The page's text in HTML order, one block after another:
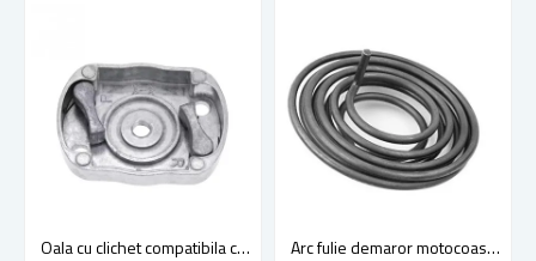
Oala cu clichet compatibila cu motocoasa model 430, 520 Arc fulie demaror motocoasa Husqvarna 128R, 128C, 325CX, 327P4, 323D